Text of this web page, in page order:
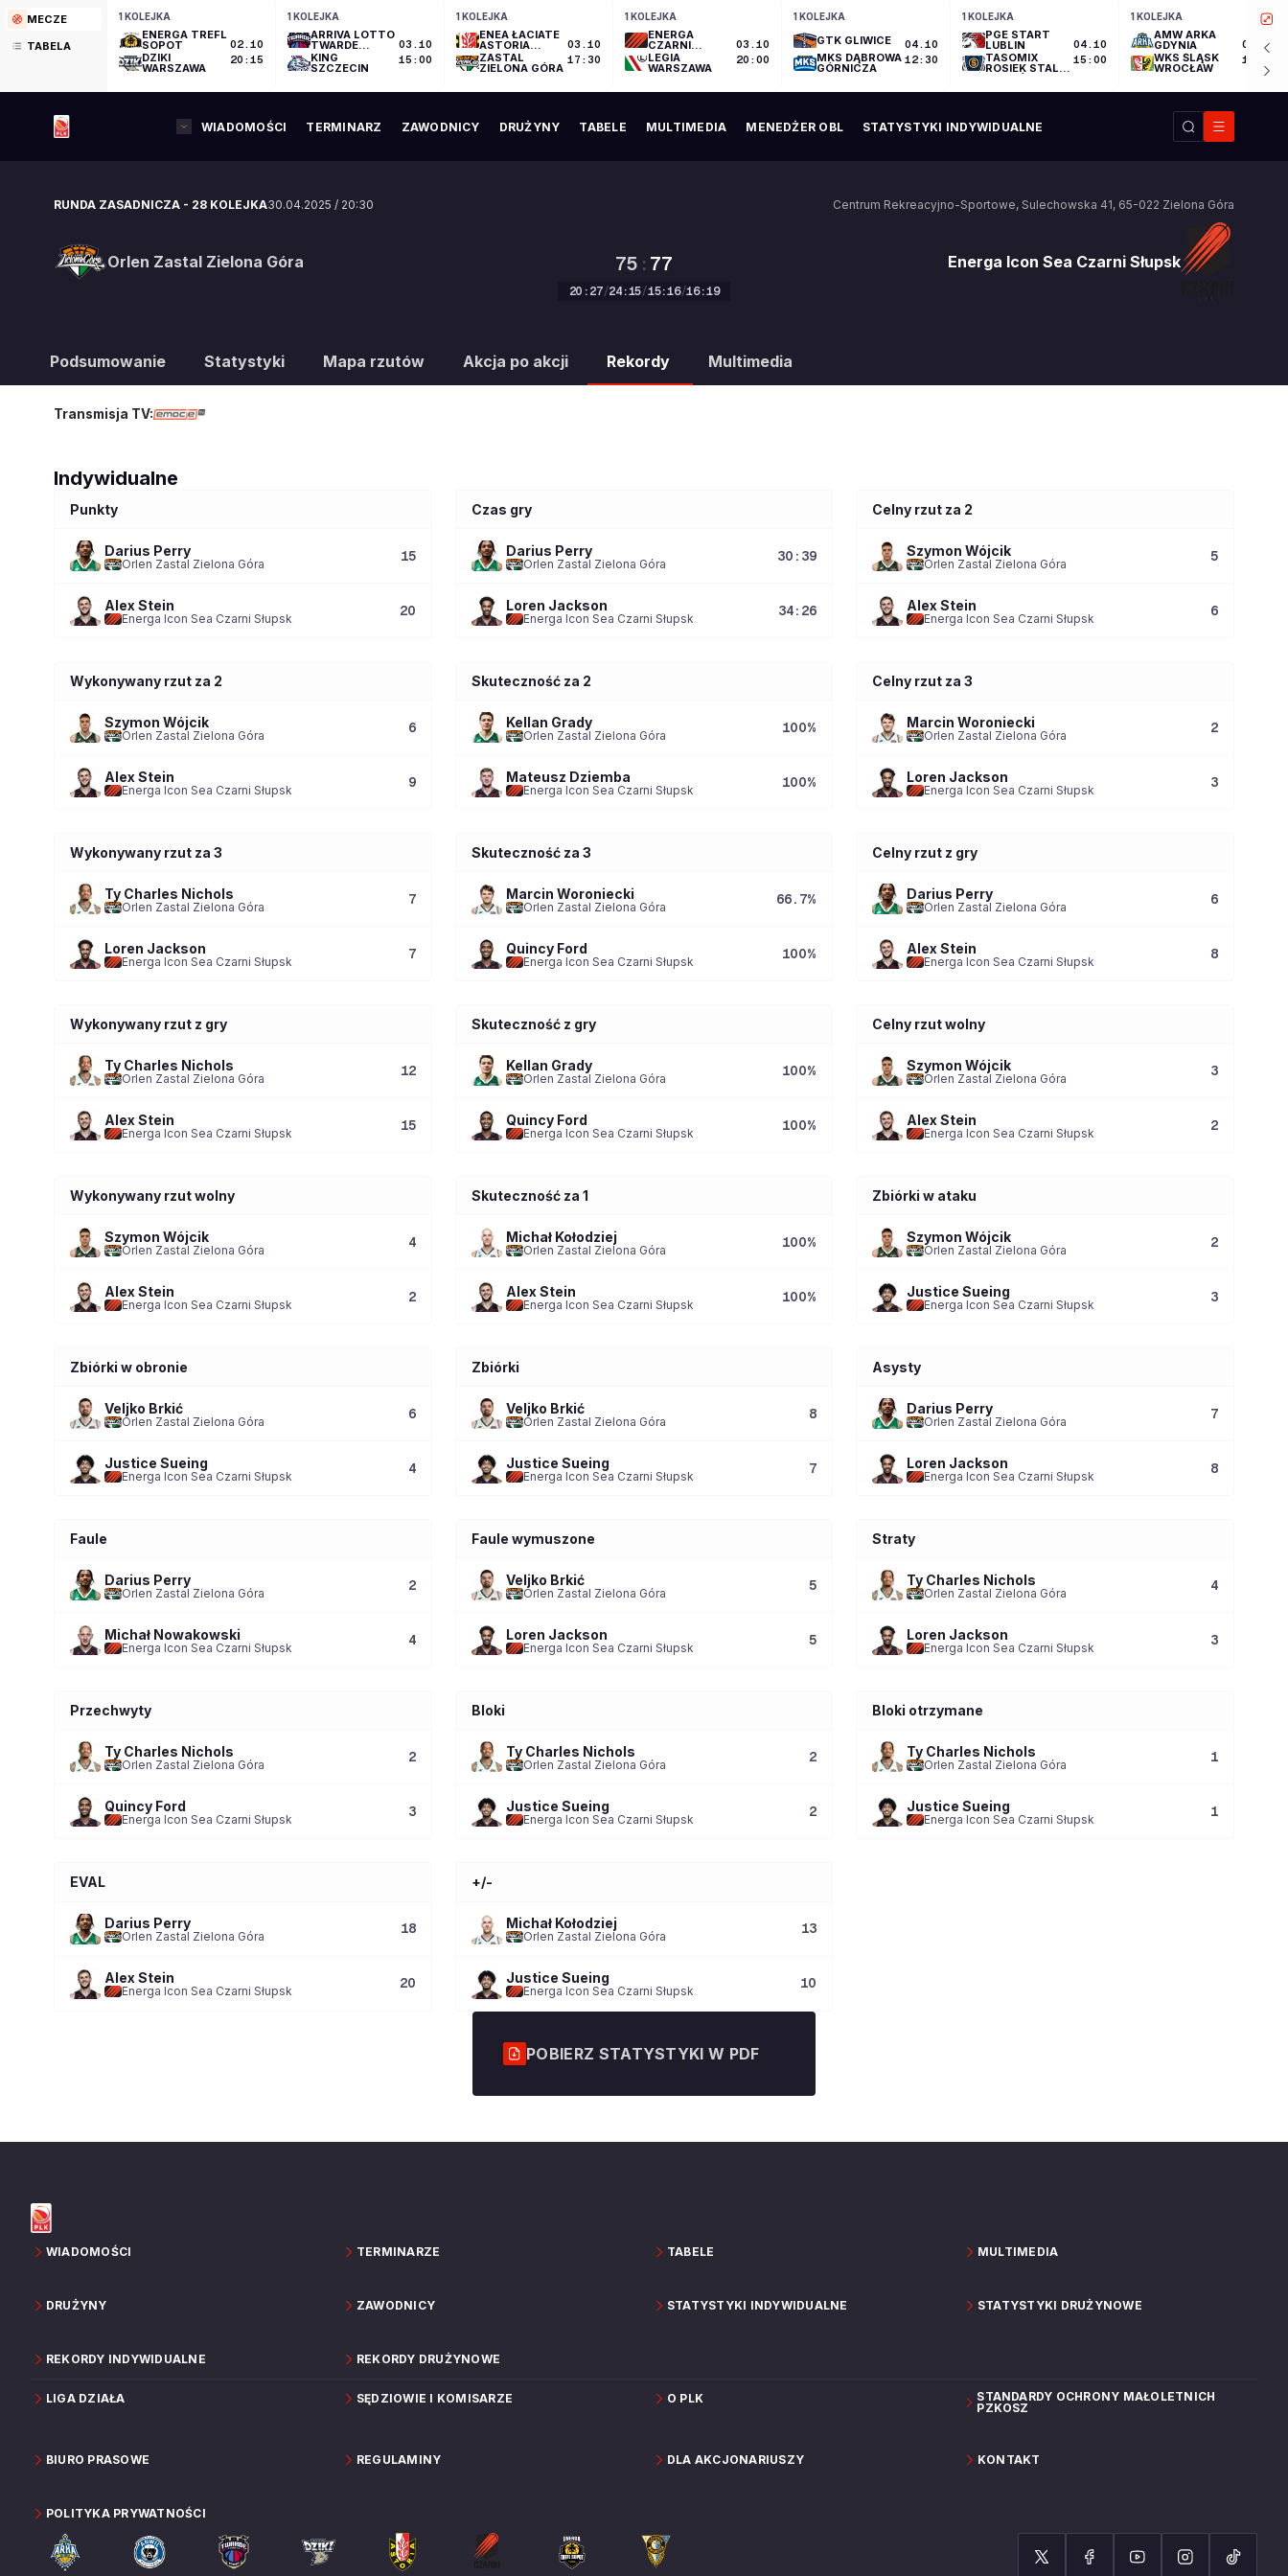
MECZE
TABELA
1 KOLEJKA
ENERGA TREFL
SOPOT
DZIKI
WARSZAWA
02.10
20:15
1 KOLEJKA
ARRIVA LOTTO
TWARDE
PIERNIKI
TORUŃ
KING
SZCZECIN
03.10
15:00
1 KOLEJKA
ENEA ŁACIATE
ASTORIA
BYDGOSZCZ
ZASTAL
ZIELONA GÓRA
03.10
17:30
1 KOLEJKA
ENERGA
CZARNI
SŁUPSK
LEGIA
WARSZAWA
03.10
20:00
1 KOLEJKA
GTK GLIWICE
MKS DĄBROWA
GÓRNICZA
04.10
12:30
1 KOLEJKA
PGE START
LUBLIN
TASOMIX
ROSIEK STAL
WIELKOPOLSKI
04.10
15:00
1 KOLEJKA
AMW ARKA
GDYNIA
WKS ŚLĄSK
WROCŁAW
04.10
17:30
WIADOMOŚCI TERMINARZ ZAWODNICY DRUŻYNY TABELE MULTIMEDIA MENEDŻER OBL STATYSTYKI INDYWIDUALNE
RUNDA ZASADNICZA - 28 KOLEJKA30.04.2025 / 20:30 Centrum Rekreacyjno-Sportowe, Sulechowska 41, 65-022 Zielona Góra
Orlen Zastal Zielona Góra 75 : 77 Energa Icon Sea Czarni Słupsk
20 : 27/24:15/15:16/16:19
Podsumowanie Statystyki Mapa rzutów Akcja po akcji Rekordy Multimedia
Transmisja TV:
Indywidualne
Punkty
Darius Perry
Orlen Zastal Zielona Góra
15
Alex Stein
Energa Icon Sea Czarni Słupsk
20
Czas gry
Darius Perry
Orlen Zastal Zielona Góra
30:39
Loren Jackson
Energa Icon Sea Czarni Słupsk
34:26
Celny rzut za 2
Szymon Wójcik
Orlen Zastal Zielona Góra
5
Alex Stein
Energa Icon Sea Czarni Słupsk
6
Wykonywany rzut za 2
Szymon Wójcik
Orlen Zastal Zielona Góra
6
Alex Stein
Energa Icon Sea Czarni Słupsk
9
Skuteczność za 2
Kellan Grady
Orlen Zastal Zielona Góra
100%
Mateusz Dziemba
Energa Icon Sea Czarni Słupsk
100%
Celny rzut za 3
Marcin Woroniecki
Orlen Zastal Zielona Góra
2
Loren Jackson
Energa Icon Sea Czarni Słupsk
3
Wykonywany rzut za 3
Ty Charles Nichols
Orlen Zastal Zielona Góra
7
Loren Jackson
Energa Icon Sea Czarni Słupsk
7
Skuteczność za 3
Marcin Woroniecki
Orlen Zastal Zielona Góra
66.7%
Quincy Ford
Energa Icon Sea Czarni Słupsk
100%
Celny rzut z gry
Darius Perry
Orlen Zastal Zielona Góra
6
Alex Stein
Energa Icon Sea Czarni Słupsk
8
Wykonywany rzut z gry
Ty Charles Nichols
Orlen Zastal Zielona Góra
12
Alex Stein
Energa Icon Sea Czarni Słupsk
15
Skuteczność z gry
Kellan Grady
Orlen Zastal Zielona Góra
100%
Quincy Ford
Energa Icon Sea Czarni Słupsk
100%
Celny rzut wolny
Szymon Wójcik
Orlen Zastal Zielona Góra
3
Alex Stein
Energa Icon Sea Czarni Słupsk
2
Wykonywany rzut wolny
Szymon Wójcik
Orlen Zastal Zielona Góra
4
Alex Stein
Energa Icon Sea Czarni Słupsk
2
Skuteczność za 1
Michał Kołodziej
Orlen Zastal Zielona Góra
100%
Alex Stein
Energa Icon Sea Czarni Słupsk
100%
Zbiórki w ataku
Szymon Wójcik
Orlen Zastal Zielona Góra
2
Justice Sueing
Energa Icon Sea Czarni Słupsk
3
Zbiórki w obronie
Veljko Brkić
Orlen Zastal Zielona Góra
6
Justice Sueing
Energa Icon Sea Czarni Słupsk
4
Zbiórki
Veljko Brkić
Orlen Zastal Zielona Góra
8
Justice Sueing
Energa Icon Sea Czarni Słupsk
7
Asysty
Darius Perry
Orlen Zastal Zielona Góra
7
Loren Jackson
Energa Icon Sea Czarni Słupsk
8
Faule
Darius Perry
Orlen Zastal Zielona Góra
2
Michał Nowakowski
Energa Icon Sea Czarni Słupsk
4
Faule wymuszone
Veljko Brkić
Orlen Zastal Zielona Góra
5
Loren Jackson
Energa Icon Sea Czarni Słupsk
5
Straty
Ty Charles Nichols
Orlen Zastal Zielona Góra
4
Loren Jackson
Energa Icon Sea Czarni Słupsk
3
Przechwyty
Ty Charles Nichols
Orlen Zastal Zielona Góra
2
Quincy Ford
Energa Icon Sea Czarni Słupsk
3
Bloki
Ty Charles Nichols
Orlen Zastal Zielona Góra
2
Justice Sueing
Energa Icon Sea Czarni Słupsk
2
Bloki otrzymane
Ty Charles Nichols
Orlen Zastal Zielona Góra
1
Justice Sueing
Energa Icon Sea Czarni Słupsk
1
EVAL
Darius Perry
Orlen Zastal Zielona Góra
18
Alex Stein
Energa Icon Sea Czarni Słupsk
20
+/-
Michał Kołodziej
Orlen Zastal Zielona Góra
13
Justice Sueing
Energa Icon Sea Czarni Słupsk
10
POBIERZ STATYSTYKI W PDF
WIADOMOŚCI TERMINARZE TABELE MULTIMEDIA
DRUŻYNY ZAWODNICY STATYSTYKI INDYWIDUALNE STATYSTYKI DRUŻYNOWE
REKORDY INDYWIDUALNE REKORDY DRUŻYNOWE
LIGA DZIAŁA SĘDZIOWIE I KOMISARZE O PLK
STANDARDY OCHRONY MAŁOLETNICH
PZKOSZ
BIURO PRASOWE REGULAMINY DLA AKCJONARIUSZY KONTAKT
POLITYKA PRYWATNOŚCI